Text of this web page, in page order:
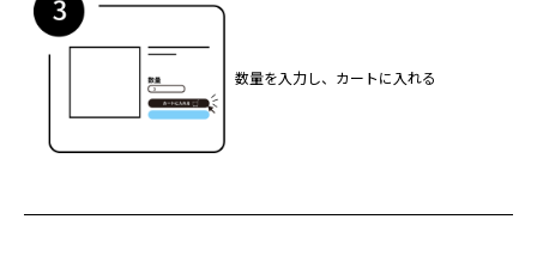
数量を入力し、カートに入れる